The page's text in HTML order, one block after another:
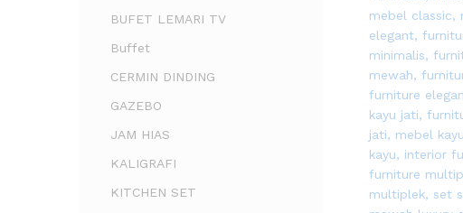
BUFET LEMARI TV
Buffet
CERMIN DINDING
GAZEBO
JAM HIAS
KALIGRAFI
KITCHEN SET